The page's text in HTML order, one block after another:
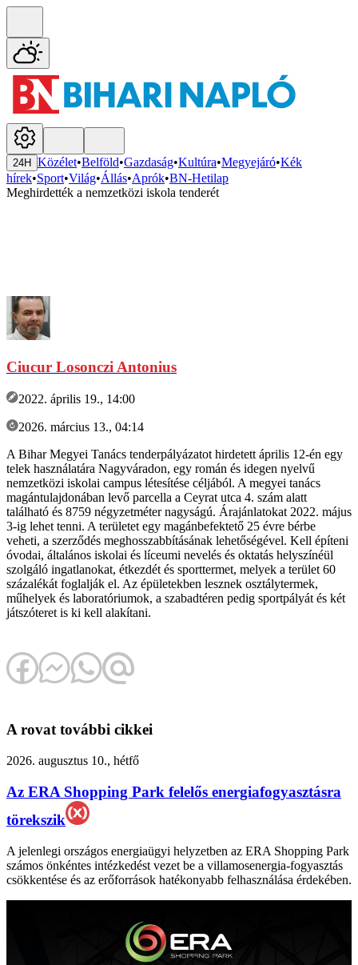
24H Közélet•Belföld•Gazdaság•Kultúra•Megyejáró•Kék
hírek•Sport•Világ•Állás•Aprók•BN-Hetilap
Meghirdették a nemzetközi iskola tenderét
Ciucur Losonczi Antonius
2022. április 19., 14:00
2026. március 13., 04:14
A Bihar Megyei Tanács tenderpályázatot hirdetett április 12-én egy
telek használatára Nagyváradon, egy román és idegen nyelvű
nemzetközi iskolai campus létesítése céljából. A megyei tanács
magántulajdonában levő parcella a Ceyrat utca 4. szám alatt
található és 8759 négyzetméter nagyságú. Árajánlatokat 2022. május
3-ig lehet tenni. A területet egy magánbefektető 25 évre bérbe
veheti, a szerződés meghosszabbításának lehetőségével. Kell építeni
óvodai, általános iskolai és líceumi nevelés és oktatás helyszínéül
szolgáló ingatlanokat, étkezdét és sporttermet, melyek a terület 60
százalékát foglalják el. Az épületekben lesznek osztálytermek,
műhelyek és laboratóriumok, a szabadtéren pedig sportpályát és két
játszóteret is ki kell alakítani.
A rovat további cikkei
2026. augusztus 10., hétfő
Az ERA Shopping Park felelős energiafogyasztásra
törekszik
A jelenlegi országos energiaügyi helyzetben az ERA Shopping Park
számos önkéntes intézkedést vezet be a villamosenergia-fogyasztás
csökkentése és az erőforrások hatékonyabb felhasználása érdekében.